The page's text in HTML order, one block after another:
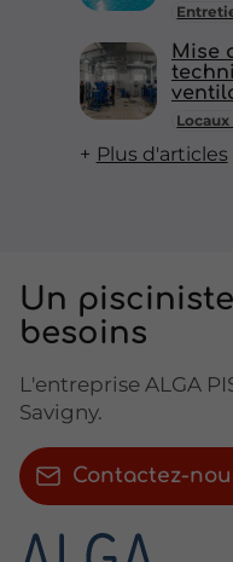
Mise
Plus d'articles
Un
besoins
L'entreprise ALGA
Savigny.
Contactez-